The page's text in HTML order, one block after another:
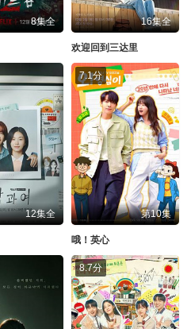
8集全 16集全
欢迎回到三达里
12集全
7.1分
第10集
哦！英心
8.7分